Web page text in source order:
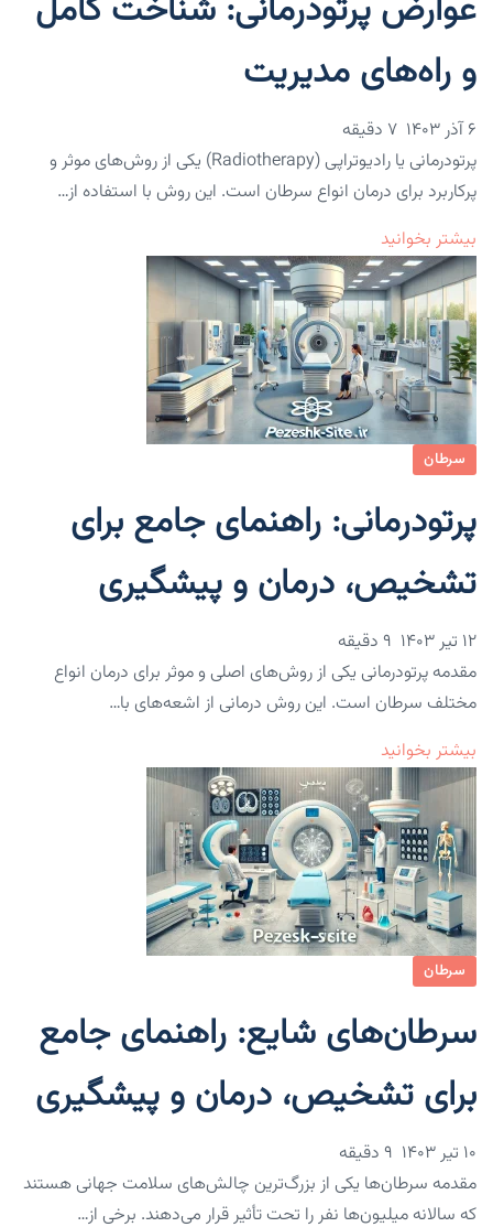
و راه‌های مدیریت
۶ آذر ۱۴۰۳
پرتودرمانی یا رادیوتراپی (Radiotherapy) یکی از روش‌های موثر و
پرکاربرد برای درمان انواع سرطان است. این روش با استفاده از…
بیشتر بخوانید
سرطان
پرتودرمانی: راهنمای جامع برای
تشخیص، درمان و پیشگیری
۱۲ تیر ۱۴۰۳
مقدمه پرتودرمانی یکی از روش‌های اصلی و موثر برای درمان انواع
مختلف سرطان است. این روش درمانی از اشعه‌های با…
بیشتر بخوانید
سرطان
سرطان‌های شایع: راهنمای جامع
برای تشخیص، درمان و پیشگیری
۱۰ تیر ۱۴۰۳
مقدمه سرطان‌ها یکی از بزرگ‌ترین چالش‌های سلامت جهانی هستند
که سالانه میلیون‌ها نفر را تحت تأثیر قرار می‌دهند. برخی از…